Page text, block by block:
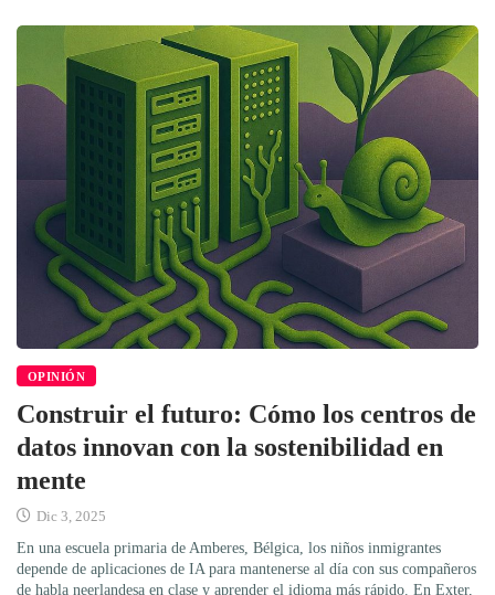
OPINIÓN
Construir el futuro: Cómo los centros de
datos innovan con la sostenibilidad en
mente
Dic 3, 2025
En una escuela primaria de Amberes, Bélgica, los niños inmigrantes
depende de aplicaciones de IA para mantenerse al día con sus compañeros
de habla neerlandesa en clase y aprender el idioma más rápido. En Exter,